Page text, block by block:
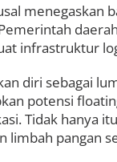
menegaskan
infrastruktur
diri sebagai
potensi
Tidak hanya
limbah pangan